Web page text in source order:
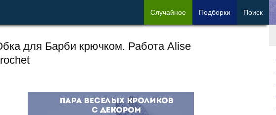
для Барби крючком. Работа Alise
Случайное Подборки Поиск